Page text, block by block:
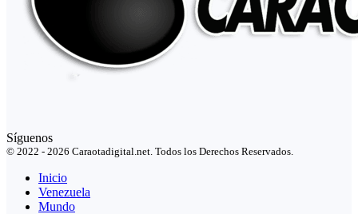
Síguenos
© 2022 - 2026 Caraotadigital.net. Todos los Derechos Reservados.
Inicio
Venezuela
Mundo